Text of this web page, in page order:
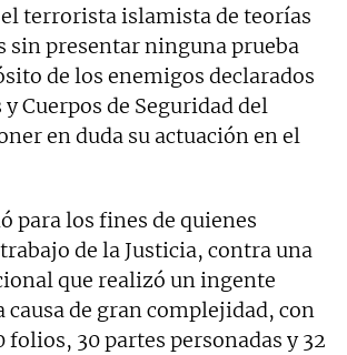
terrorista islamista de teorías
sin presentar ninguna prueba
de los enemigos declarados
y Cuerpos de Seguridad del
en duda su actuación en el
para los fines de quienes
de la Justicia, contra una
que realizó un ingente
causa de gran complejidad, con
folios, 30 partes personadas y 32